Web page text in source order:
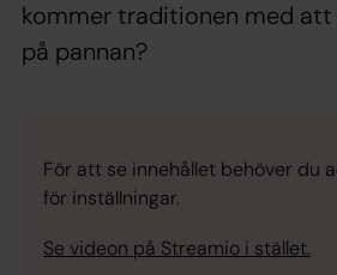
kommer traditionen med
på pannan?
För att se innehållet behöver du
för inställningar.
Se videon på Streamio i stället.